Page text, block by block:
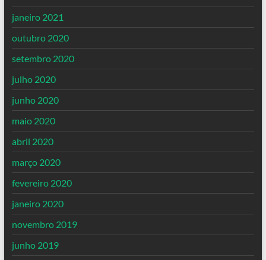
janeiro 2021
outubro 2020
setembro 2020
julho 2020
junho 2020
maio 2020
abril 2020
março 2020
fevereiro 2020
janeiro 2020
novembro 2019
junho 2019